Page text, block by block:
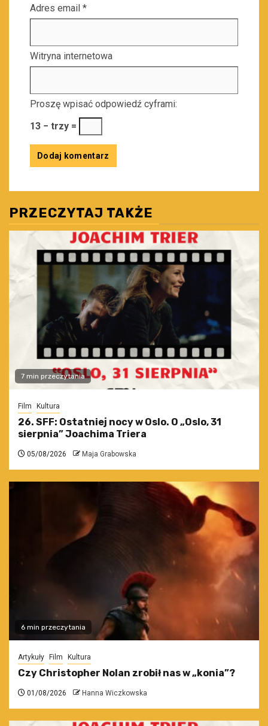
Adres email *
Witryna internetowa
Proszę wpisać odpowiedź cyframi:
13 − trzy =
PRZECZYTAJ TAKŻE
7 min przeczytania
Film Kultura
26. SFF: Ostatniej nocy w Oslo. O „Oslo, 31
sierpnia” Joachima Triera
05/08/2026 Maja Grabowska
6 min przeczytania
Artykuły Film Kultura
Czy Christopher Nolan zrobił nas w „konia”?
01/08/2026 Hanna Wiczkowska